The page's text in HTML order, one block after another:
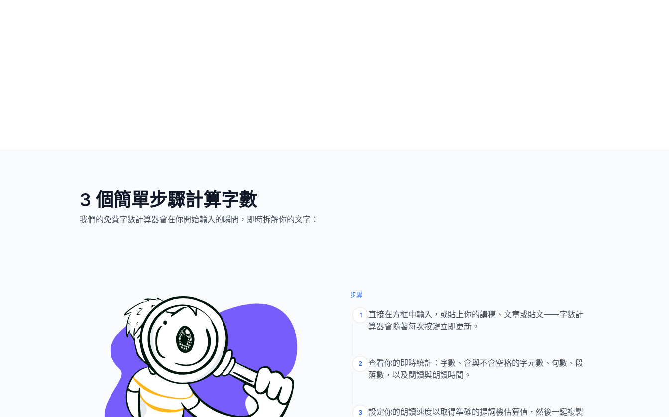
3 個簡單步驟計算字數
我們的免費字數計算器會在你開始輸入的瞬間，即時拆解你的文字：
步驟
1
直接在方框中輸入，或貼上你的講稿、文章或貼文——字數計
算器會隨著每次按鍵立即更新。
2
查看你的即時統計：字數、含與不含空格的字元數、句數、段
落數，以及閱讀與朗讀時間。
3
設定你的朗讀速度以取得準確的提詞機估算值，然後一鍵複製